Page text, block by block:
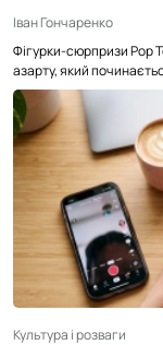
Іван Гончаренко
Фігурки-сюрпризи Pop
азарту, який
Культура і розваги